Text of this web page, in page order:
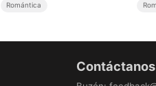
Romántica
Contáctanos